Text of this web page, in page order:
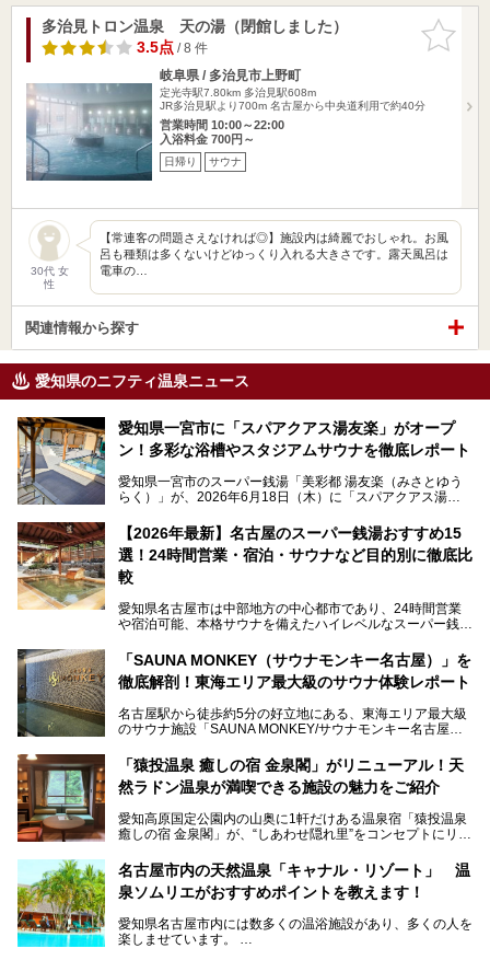
お気に入
りに追加
多治見トロン温泉 天の湯（閉館しました）
3.5点/ 8 件
岐阜県 / 多治見市上野町
定光寺駅7.80km 多治見駅608m
JR多治見駅より700m 名古屋から中央道利用で約40分
営業時間 10:00～22:00
入浴料金 700円～
日帰り サウナ
30代 女
性
【常連客の問題さえなければ◎】施設内は綺麗でおしゃれ。お風
呂も種類は多くないけどゆっくり入れる大きさです。露天風呂は
電車の…
関連情報から探す
愛知県のニフティ温泉ニュース
愛知県一宮市に「スパアクアス湯友楽」がオープ
ン！多彩な浴槽やスタジアムサウナを徹底レポート
愛知県一宮市のスーパー銭湯「美彩都 湯友楽（みさとゆう
らく）」が、2026年6月18日（木）に「スパアクアス湯友
この地で30年にわたり愛され続けてきた施設だからこそ、
地元住民をはじめオープンを待ちわびている人も多いのでは
ないでしょうか。
老朽化した設備の補修を機に、2年前からじっくり構想を練
ってきたというだけあって、館内の充実度は想像以上。
以前の4倍に拡張したという露天エリアや10の浴槽、40人収
容の巨大なスタジアムサウナに、岩盤浴やリラクゼーション
までまるごと楽しめる施設に生まれ変わりました。
今回は、全面リニューアルして新しくなった「スパアクアス
【2026年最新】名古屋のスーパー銭湯おすすめ15
選！24時間営業・宿泊・サウナなど目的別に徹底比
較
愛知県名古屋市は中部地方の中心都市であり、24時間営業
や宿泊可能、本格サウナを備えたハイレベルなスーパー銭湯
そのため、「日々の仕事の疲れを心身ともにリセットした
い」「休日に時間を忘れて1日中ダラダラ過ごしたい」「コ
くある点が魅力です！
お好みの温泉施設を見つけて楽しんでくださいね。
「SAUNA MONKEY（サウナモンキー名古屋）」を
徹底解剖！東海エリア最大級のサウナ体験レポート
名古屋駅から徒歩約5分の好立地にある、東海エリア最大級
のサウナ施設「SAUNA MONKEY/サウナモンキー名古屋」
「名古屋駅周辺ってサウナが少ないよね」という声をよく耳
にするだけあり、アクセスの良さにも胸が高鳴ります。
今回は普段は男性専用となっているパブリックサウナが、女
さっそく取材してきました！
「猿投温泉 癒しの宿 金泉閣」がリニューアル！天
然ラドン温泉が満喫できる施設の魅力をご紹介
愛知高原国定公園内の山奥に1軒だけある温泉宿「猿投温泉
癒しの宿 金泉閣」が、“しあわせ隠れ里”をコンセプトにリニ
天然ラドン温泉が堪能できるお風呂や、新設・改装された客
室、地元の食材と温泉水で作られたお料理……。
ご紹介します。
名古屋市内の天然温泉「キャナル・リゾート」 温
泉ソムリエがおすすめポイントを教えます！
愛知県名古屋市内には数多くの温浴施設があり、多くの人を
楽しませています。